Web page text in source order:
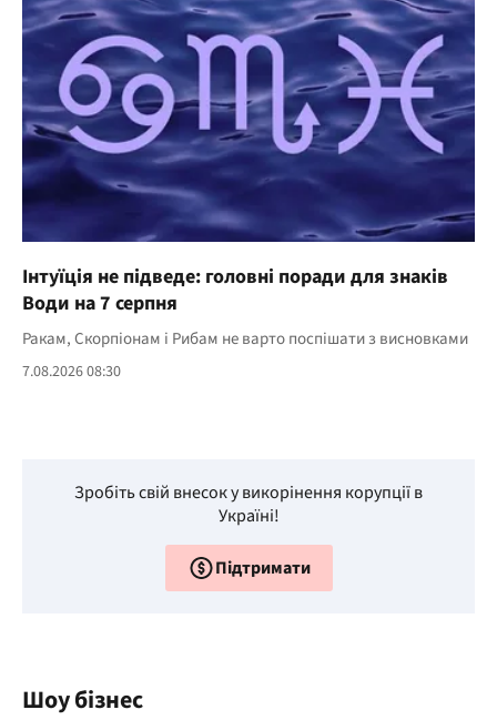
Інтуїція не підведе: головні поради для знаків
Води на 7 серпня
Ракам, Скорпіонам і Рибам не варто поспішати з висновками
7.08.2026 08:30
Зробіть свій внесок у викорінення корупції в
Україні!
Підтримати
Шоу бізнес